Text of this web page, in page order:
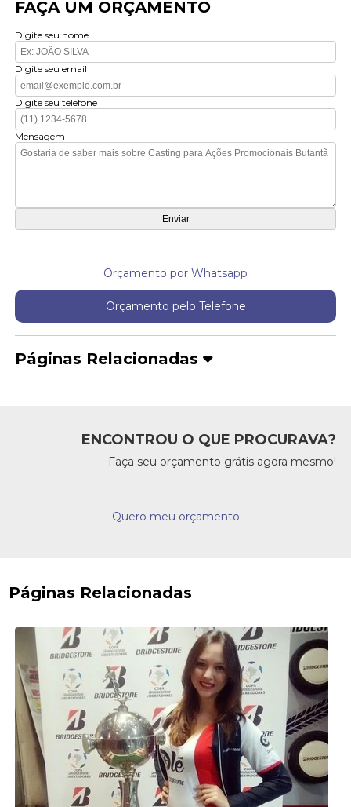
FAÇA UM ORÇAMENTO
Digite seu nome
Digite seu email
Digite seu telefone
Mensagem
Orçamento por Whatsapp
Orçamento pelo Telefone
Páginas Relacionadas
ENCONTROU O QUE PROCURAVA?
Faça seu orçamento grátis agora mesmo!
Quero meu orçamento
Páginas Relacionadas